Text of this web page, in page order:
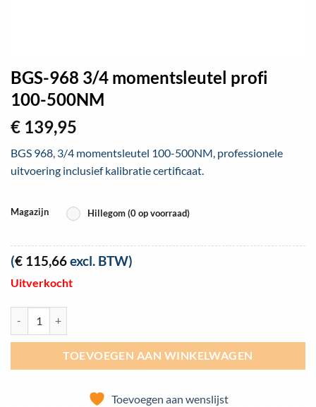
BGS-968 3/4 momentsleutel profi
100-500NM
€ 139,95
BGS 968, 3/4 momentsleutel 100-500NM, professionele
uitvoering inclusief kalibratie certificaat.
Magazijn Hillegom (0 op voorraad)
(€ 115,66excl. BTW)
Uitverkocht
TOEVOEGEN AAN WINKELWAGEN
Toevoegen aan wenslijst